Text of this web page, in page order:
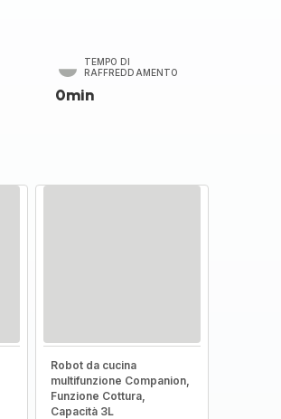
TEMPO DI
RAFFREDDAMENTO
0min
Robot da cucina
multifunzione Companion,
Funzione Cottura,
Capacità 3L